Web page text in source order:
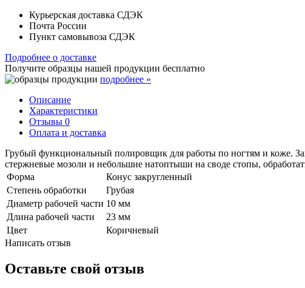
Курьерская доставка СДЭК
Почта России
Пункт самовывоза СДЭК
Подробнее о доставке
Получите образцы нашей продукции бесплатно
подробнее »
Описание
Характеристики
Отзывы 0
Оплата и доставка
Грубый функциональный полировщик для работы по ногтям и коже.
стержневые мозоли и небольшие натоптыши на своде стопы,
Форма
Конус закругленный
Степень обработки
Грубая
Диаметр рабочей части 10 мм
Длина рабочей части
23 мм
Цвет
Коричневый
Написать отзыв
Оставьте свой отзыв